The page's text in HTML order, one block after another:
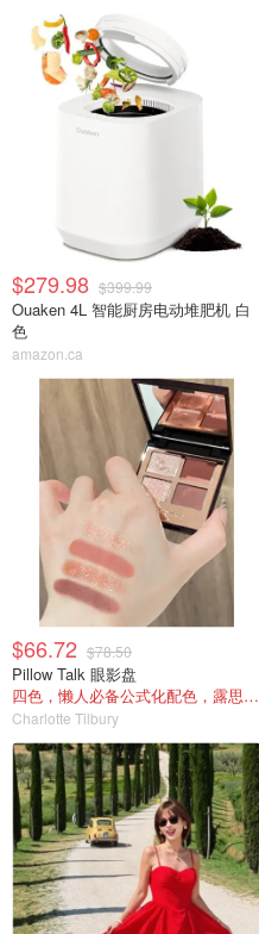
$279.98 $399.99
Ouaken 4L 智能厨房电动堆肥机 白
色
amazon.ca
$66.72 $78.50
Pillow Talk 眼影盘
四色，懒人必备公式化配色，露思超爱！
Charlotte Tilbury